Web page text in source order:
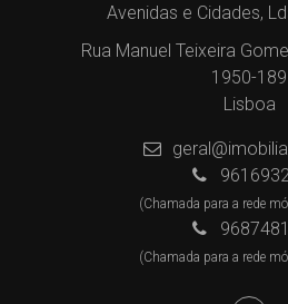
Avenidas e Cidades,
Rua Manuel Teixeira
1950-189
Lisboa
(Chamada para a rede
(Chamada para a rede